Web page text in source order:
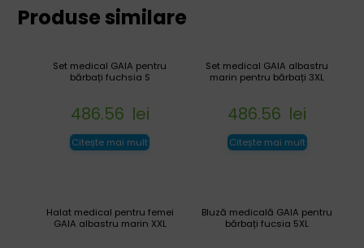
Produse similare
Set medical GAIA albastru
marin pentru bărbați 3XL
486.56 lei
Citește mai mult
Set medical GAIA pentru
bărbați fuchsia S
486.56 lei
Citește mai mult
Bluză medicală GAIA pentru
bărbați fucsia 5XL
Halat medical pentru femei
GAIA albastru marin XXL